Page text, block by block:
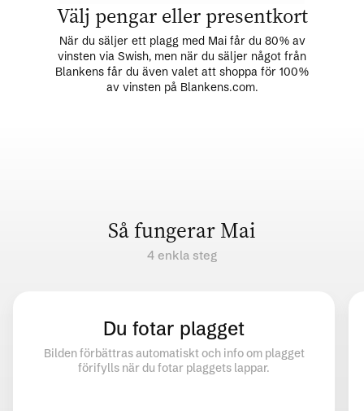
Välj pengar eller presentkort
När du säljer ett plagg med Mai får du 80% av
vinsten via Swish, men när du säljer något från
Blankens får du även valet att shoppa för 100%
av vinsten på Blankens.com.
Så fungerar Mai
4 enkla steg
Du fotar plagget
Bilden förbättras automatiskt och info om plagget
förifylls när du fotar plaggets lappar.